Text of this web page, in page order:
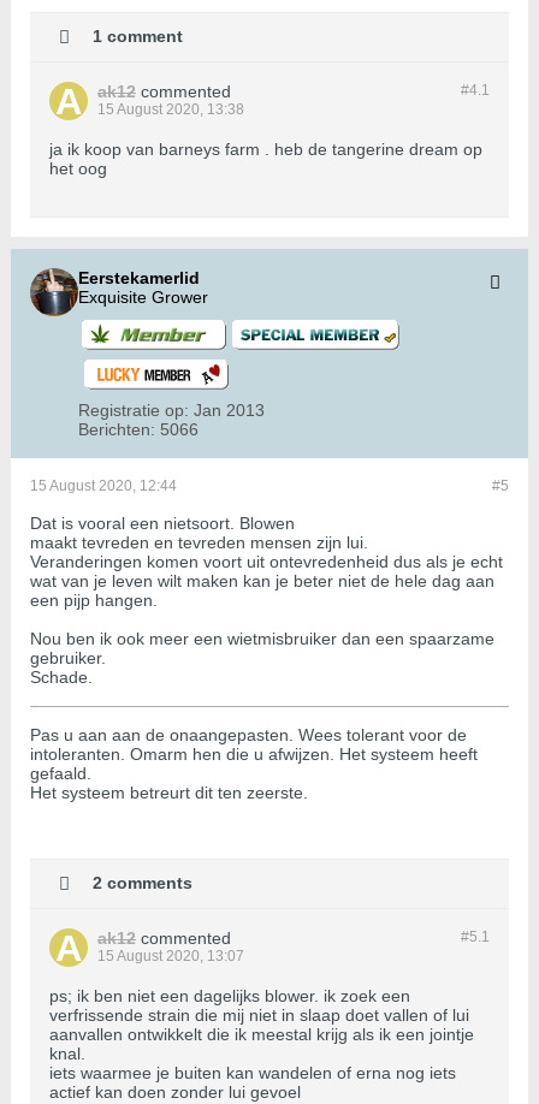
1 comment
#4.1
ak12 commented
15 August 2020, 13:38
ja ik koop van barneys farm . heb de tangerine dream op
het oog
Eerstekamerlid
Exquisite Grower
Registratie op: Jan 2013
Berichten: 5066
#5
15 August 2020, 12:44
Dat is vooral een nietsoort. Blowen
​​​​maakt tevreden en tevreden mensen zijn lui.
Veranderingen komen voort uit ontevredenheid dus als je echt
wat van je leven wilt maken kan je beter niet de hele dag aan
een pijp hangen.
Nou ben ik ook meer een wietmisbruiker dan een spaarzame
gebruiker.
Schade.
Pas u aan aan de onaangepasten. Wees tolerant voor de
intoleranten. Omarm hen die u afwijzen. Het systeem heeft
gefaald.
Het systeem betreurt dit ten zeerste.
2 comments
#5.1
ak12 commented
15 August 2020, 13:07
ps; ik ben niet een dagelijks blower. ik zoek een
verfrissende strain die mij niet in slaap doet vallen of lui
aanvallen ontwikkelt die ik meestal krijg als ik een jointje
knal.
iets waarmee je buiten kan wandelen of erna nog iets
actief kan doen zonder lui gevoel